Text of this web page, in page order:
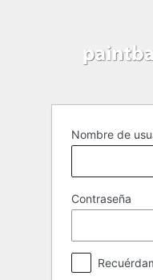
Nombre de
Contraseña